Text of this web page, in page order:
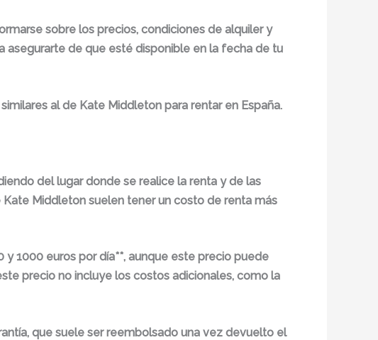
sobre los precios, condiciones de alquiler y
asegurarte de que esté disponible en la fecha de tu
al de Kate Middleton para rentar en España.
del lugar donde se realice la renta y de las
Middleton suelen tener un costo de renta más
1000 euros por día**, aunque este precio puede
precio no incluye los costos adicionales, como la
que suele ser reembolsado una vez devuelto el